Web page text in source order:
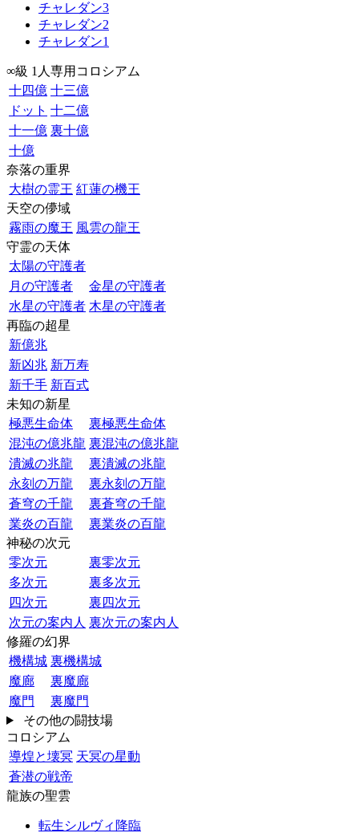
チャレダン3
チャレダン2
チャレダン1
∞級 1人専用コロシアム
十四億 十三億
ドット 十二億
十一億 裏十億
十億
奈落の重界
大樹の霊王 紅蓮の機王
天空の儚域
霧雨の魔王 風雲の龍王
守霊の天体
太陽の守護者
月の守護者
金星の守護者
水星の守護者 木星の守護者
再臨の超星
新億兆
新凶兆 新万寿
新千手 新百式
未知の新星
極悪生命体
裏極悪生命体
混沌の億兆龍 裏混沌の億兆龍
潰滅の兆龍
裏潰滅の兆龍
永刻の万龍
裏永刻の万龍
蒼穹の千龍
裏蒼穹の千龍
業炎の百龍
裏業炎の百龍
神秘の次元
零次元
裏零次元
多次元
裏多次元
四次元
裏四次元
次元の案内人 裏次元の案内人
修羅の幻界
機構城 裏機構城
魔廊
裏魔廊
魔門
裏魔門
その他の闘技場
コロシアム
導煌と壊冥 天冥の星動
蒼潜の戦帝
龍族の聖雲
転生シルヴィ降臨